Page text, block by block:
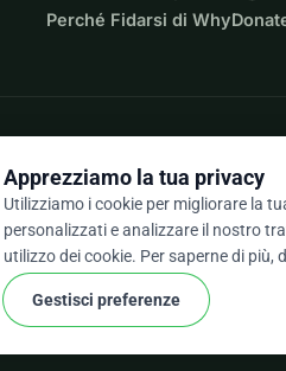
Perché Fidarsi di
★★★★★ 4,9 / 5 basato su oltre 500
Termini e condizioni cookie
Apprezziamo la tua privacy
Utilizziamo i cookie per migliorare la
personalizzati e analizzare il nostro
utilizzo dei cookie. Per saperne di più,
Gestisci preferenze